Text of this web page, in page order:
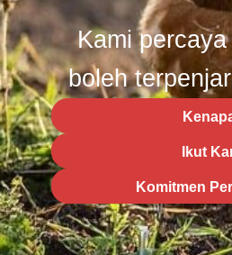
Kami
boleh
Ikut
Komitmen